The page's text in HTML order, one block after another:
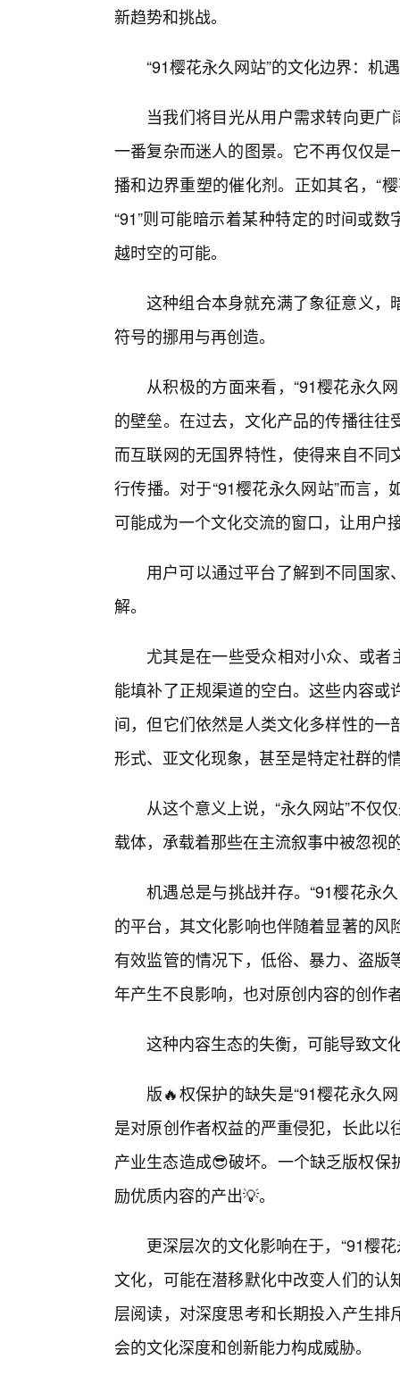
新趋势和挑战。
“91樱花永久网站”的文化边界：机
当我们将目光从用户需求转向更广
一番复杂而迷人的图景。它不再仅仅
播和边界重塑的催化剂。正如其名，“
“91”则可能暗示着某种特定的时间或
越时空的可能。
这种组合本身就充满了象征意义，
符号的挪用与再创造。
从积极的方面来看，“91樱花永久
的壁垒。在过去，文化产品的传播往
而互联网的无国界特性，使得来自不
行传播。对于“91樱花永久网站”而言
可能成为一个文化交流的窗口，让用户
用户可以通过平台了解到不同国
解。
尤其是在一些受众相对小众、或者
能填补了正规渠道的空白。这些内容
间，但它们依然是人类文化多样性的
形式、亚文化现象，甚至是特定社群的
从这个意义上说，“永久网站”不仅
载体，承载着那些在主流叙事中被忽视
机遇总是与挑战并存。“91樱花永
的平台，其文化影响也伴随着显著的
有效监管的情况下，低俗、暴力、盗
年产生不良影响，也对原创内容的创作
这种内容生态的失衡，可能导致文
版🔥权保护的缺失是“91樱花永久
是对原创作者权益的严重侵犯，长此
产业生态造成😎破坏。一个缺乏版权
励优质内容的产出💡。
更深层次的文化影响在于，“91樱
文化，可能在潜移默化中改变人们的
层阅读，对深度思考和长期投入产生
会的文化深度和创新能力构成威胁。